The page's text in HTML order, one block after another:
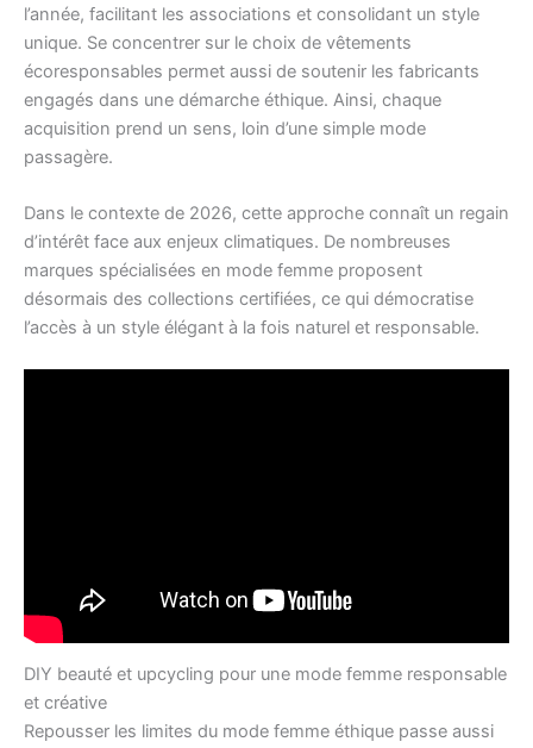
l’année, facilitant les associations et consolidant un style
unique. Se concentrer sur le choix de vêtements
écoresponsables permet aussi de soutenir les fabricants
engagés dans une démarche éthique. Ainsi, chaque
acquisition prend un sens, loin d’une simple mode
passagère.
Dans le contexte de 2026, cette approche connaît un regain
d’intérêt face aux enjeux climatiques. De nombreuses
marques spécialisées en mode femme proposent
désormais des collections certifiées, ce qui démocratise
l’accès à un style élégant à la fois naturel et responsable.
DIY beauté et upcycling pour une mode femme responsable
et créative
Repousser les limites du mode femme éthique passe aussi